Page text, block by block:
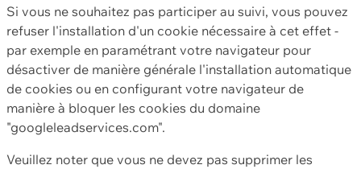
Si vous ne souhaitez pas participer au suivi, vous pouvez
refuser l'installation d'un cookie nécessaire à cet effet -
par exemple en paramétrant votre navigateur pour
désactiver de manière générale l'installation automatique
de cookies ou en configurant votre navigateur de
manière à bloquer les cookies du domaine
"googleleadservices.com".
Veuillez noter que vous ne devez pas supprimer les